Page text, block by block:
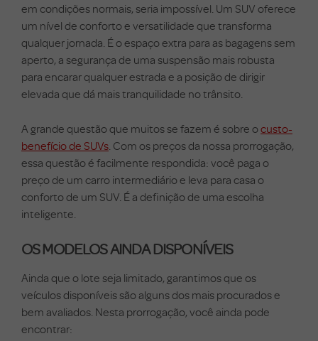
em condições normais, seria impossível. Um SUV oferece
um nível de conforto e versatilidade que transforma
qualquer jornada. É o espaço extra para as bagagens sem
aperto, a segurança de uma suspensão mais robusta
para encarar qualquer estrada e a posição de dirigir
elevada que dá mais tranquilidade no trânsito.
A grande questão que muitos se fazem é sobre ocusto-
benefício de SUVs . Com os preços da nossa prorrogação,
essa questão é facilmente respondida: você paga o
preço de um carro intermediário e leva para casa o
conforto de um SUV. É a definição de uma escolha
inteligente.
OS MODELOS AINDA DISPONÍVEIS
Ainda que o lote seja limitado, garantimos que os
veículos disponíveis são alguns dos mais procurados e
bem avaliados. Nesta prorrogação, você ainda pode
encontrar: